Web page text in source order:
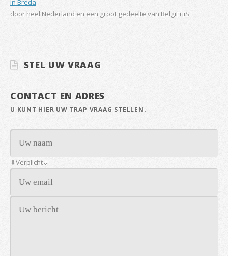
in Breda
door heel Nederland en een groot gedeelte van BelgiГпїЅ
STEL UW VRAAG
CONTACT EN ADRES
U KUNT HIER UW TRAP VRAAG STELLEN.
⇓Verplicht⇓